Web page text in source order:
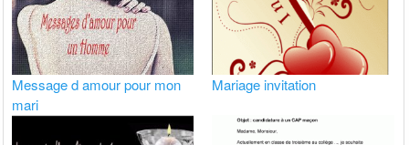
Message d amour pour mon
mari
Mariage invitation